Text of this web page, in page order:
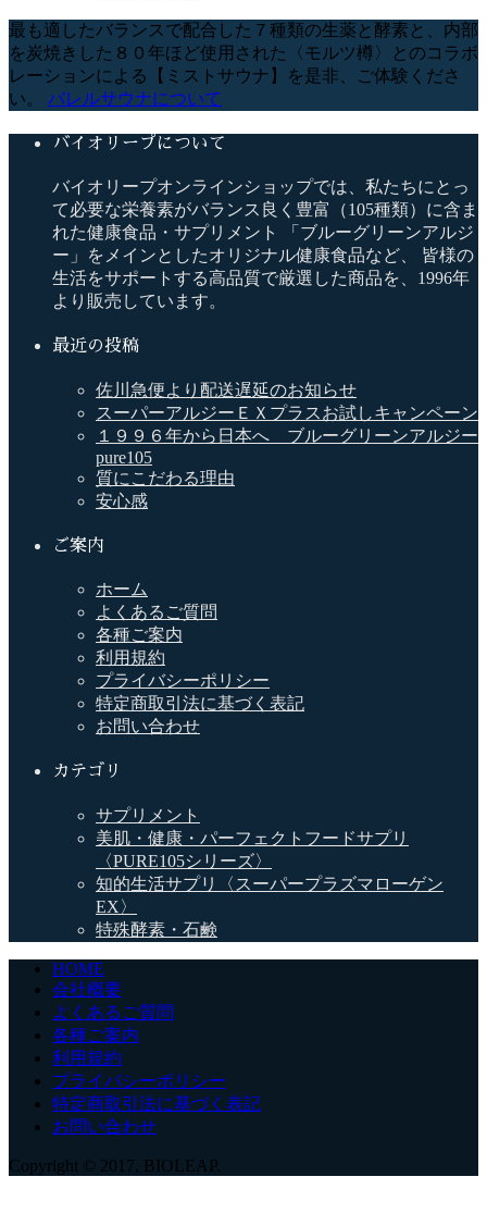
最も適したバランスで配合した７種類の生薬と酵素と、内部
を炭焼きした８０年ほど使用された〈モルツ樽〉とのコラボ
レーションによる【ミストサウナ】を是非、ご体験くださ
い。
バレルサウナについて
バイオリープについて
バイオリープオンラインショップでは、私たちにとっ
て必要な栄養素がバランス良く豊富（105種類）に含ま
れた健康食品・サプリメント 「ブルーグリーンアルジ
ー」をメインとしたオリジナル健康食品など、 皆様の
生活をサポートする高品質で厳選した商品を、1996年
より販売しています。
最近の投稿
佐川急便より配送遅延のお知らせ
スーパーアルジーＥＸプラスお試しキャンペーン
１９９６年から日本へ ブルーグリーンアルジー
pure105
質にこだわる理由
安心感
ご案内
ホーム
よくあるご質問
各種ご案内
利用規約
プライバシーポリシー
特定商取引法に基づく表記
お問い合わせ
カテゴリ
サプリメント
美肌・健康・パーフェクトフードサプリ
〈PURE105シリーズ〉
知的生活サプリ〈スーパープラズマローゲン
EX〉
特殊酵素・石鹸
HOME
会社概要
よくあるご質問
各種ご案内
利用規約
プライバシーポリシー
特定商取引法に基づく表記
お問い合わせ
Copyright © 2017. BIOLEAP.